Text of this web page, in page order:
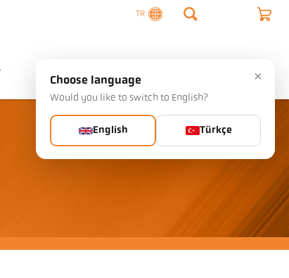
TR
Şirket İletişim ×
Choose language
Would you like to switch to English?
English Türkçe